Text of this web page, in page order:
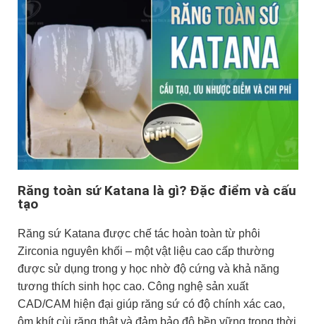
Răng toàn sứ Katana là gì? Đặc điểm và cấu
tạo
Răng sứ Katana được chế tác hoàn toàn từ phôi
Zirconia nguyên khối – một vật liệu cao cấp thường
được sử dụng trong y học nhờ độ cứng và khả năng
tương thích sinh học cao. Công nghệ sản xuất
CAD/CAM hiện đại giúp răng sứ có độ chính xác cao,